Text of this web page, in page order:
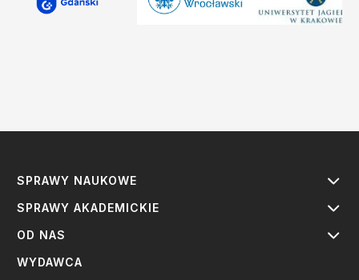
SPRAWY NAUKOWE
SPRAWY AKADEMICKIE
OD NAS
WYDAWCA